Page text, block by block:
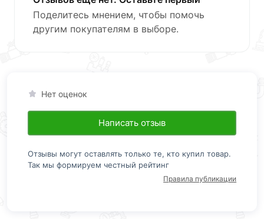
Поделитесь мнением, чтобы помочь
другим покупателям в выборе.
Нет оценок
Написать отзыв
Отзывы могут оставлять только те, кто купил товар.
Так мы формируем честный рейтинг
Правила публикации